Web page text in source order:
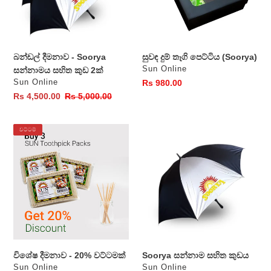
බන්ඩල් දීමනාව - Soorya
සන්නාමය සහිත කුඩ 2ක්
වෙළෙන්දා
Sun Online
විකුණුම්
Rs 4,500.00 සාමාන්‍ය
Rs 5,000.00
සුවඳ දුම් තෑගි පෙට්ටිය (Soorya)
වෙළෙන්දා
Sun Online
සාමාන්‍ය
Rs 980.00
විශේෂ
දීමනාව
20%
වට්ටමක්
විශේෂ දීමනාව - 20% වට්ටමක්
වෙළෙන්දා
Sun Online
වට්ටම්
Soorya සන්නාම සහිත කුඩය
වෙළෙන්දා
Sun Online